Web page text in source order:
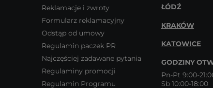
Reklamacje i zwroty
Formularz reklamacyjny
Odstąp od umowy
Regulamin paczek PR
Najczęściej zadawane pytania
Regulaminy promocji
Regulamin Programu
ŁÓDŹ
KRAKÓW
KATOWICE
GODZINY
Pn-Pt 9:00-
Sb 10:00-18:00